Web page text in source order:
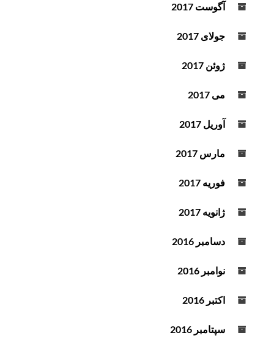
آگوست 2017
جولای 2017
ژوئن 2017
می 2017
آوریل 2017
مارس 2017
فوریه 2017
ژانویه 2017
دسامبر 2016
نوامبر 2016
اکتبر 2016
سپتامبر 2016